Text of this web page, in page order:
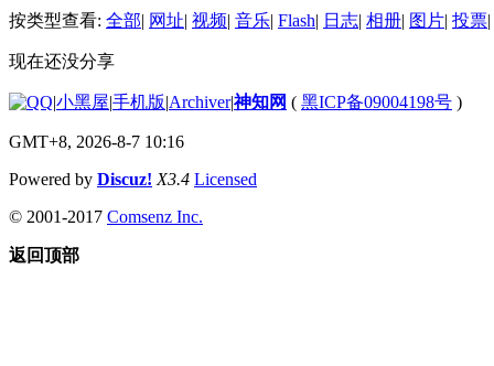
按类型查看: 全部| 网址| 视频| 音乐| Flash| 日志| 相册| 图片| 投票|
现在还没分享
|小黑屋|手机版|Archiver|神知网 ( 黑ICP备09004198号 )
GMT+8, 2026-8-7 10:16
Powered by Discuz! X3.4 Licensed
© 2001-2017 Comsenz Inc.
返回顶部